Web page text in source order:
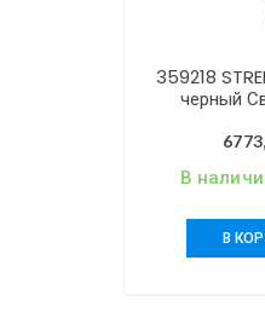
359218
черный
В
В